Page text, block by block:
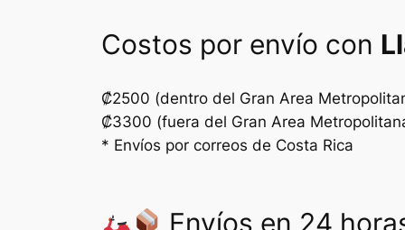
Costos por envío con
₡2500 (dentro del Gran Area
₡3300 (fuera del Gran Area
* Envíos por correos de Costa Rica
Envíos en 24